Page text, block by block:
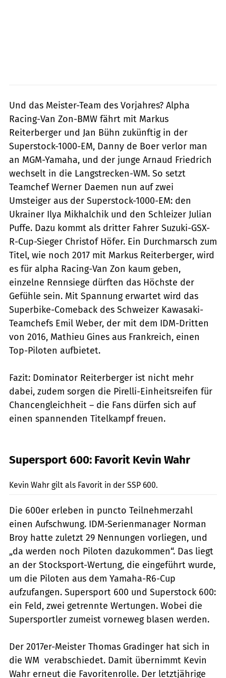
Und das Meister-Team des Vorjahres? Alpha
Racing-Van Zon-BMW fährt mit Markus
Reiterberger und Jan Bühn zukünftig in der
Superstock-1000-EM, Danny de Boer verlor man
an MGM-Yamaha, und der junge Arnaud Friedrich
wechselt in die Langstrecken-WM. So setzt
Teamchef Werner Daemen nun auf zwei
Umsteiger aus der Superstock-1000-EM: den
Ukrainer Ilya Mikhalchik und den Schleizer Julian
Puffe. Dazu kommt als dritter Fahrer Suzuki-GSX-
R-Cup-Sieger Christof Höfer. Ein Durchmarsch zum
Titel, wie noch 2017 mit Markus Reiterberger, wird
es für alpha Racing-Van Zon kaum geben,
einzelne Rennsiege dürften das Höchste der
Gefühle sein. Mit Spannung erwartet wird das
Superbike-Comeback des Schweizer Kawasaki-
Teamchefs Emil Weber, der mit dem IDM-Dritten
von 2016, Mathieu Gines aus Frankreich, einen
Top-Piloten aufbietet.
Fazit: Dominator Reiterberger ist nicht mehr
dabei, zudem sorgen die Pirelli-Einheitsreifen für
Chancengleichheit – die Fans dürfen sich auf
einen spannenden Titelkampf freuen.
Supersport 600: Favorit Kevin Wahr
Kevin Wahr gilt als Favorit in der SSP 600.
Die 600er erleben in puncto Teilnehmerzahl
einen Aufschwung. IDM-Serienmanager Norman
Broy hatte zuletzt 29 Nennungen vorliegen, und
„da werden noch Piloten dazukommen“. Das liegt
an der Stocksport-Wertung, die eingeführt wurde,
um die Piloten aus dem Yamaha-R6-Cup
aufzufangen. Supersport 600 und Superstock 600:
ein Feld, zwei getrennte Wertungen. Wobei die
Supersportler zumeist vorneweg blasen werden.
Der 2017er-Meister Thomas Gradinger hat sich in
die WM verabschiedet. Damit übernimmt Kevin
Wahr erneut die Favoritenrolle. Der letztjährige